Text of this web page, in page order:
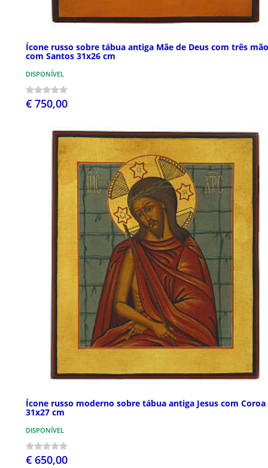
Ícone russo sobre tábua antiga Mãe de Deus com três
com Santos 31x26 cm
DISPONÍVEL
€ 750,00
Ícone russo moderno sobre tábua antiga Jesus com Coroa
31x27 cm
DISPONÍVEL
€ 650,00